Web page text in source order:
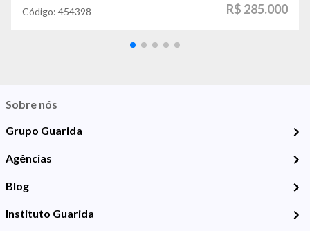
Código: 454398 R$ 285.000
Sobre nós
Grupo Guarida
Agências
Blog
Instituto Guarida